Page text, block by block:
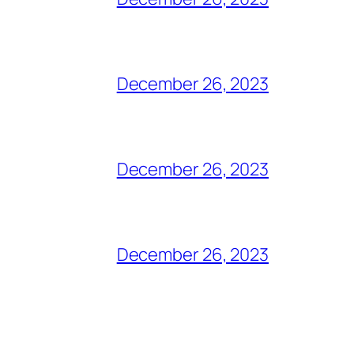
December 26, 2023
December 26, 2023
December 26, 2023